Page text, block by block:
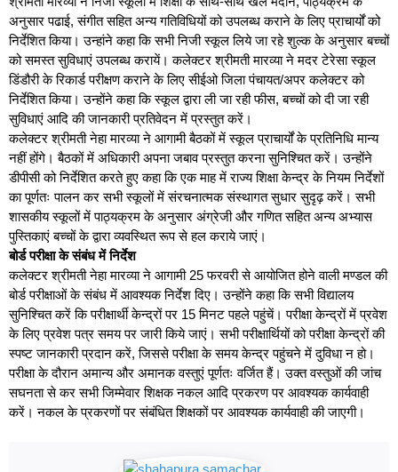
अनुसार पढाई, संगीत सहित अन्य गतिविधियों को उपलब्ध कराने के लिए प्राचार्यों को
निर्देशित किया। उन्हांने कहा कि सभी निजी स्कूल लिये जा रहे शुल्क के अनुसार बच्चों
को समस्त सुविधाएं उपलब्ध करायें। कलेक्टर श्रीमती मारव्या ने मदर टेरेसा स्कूल
डिंडौरी के रिकार्ड परीक्षण कराने के लिए सीईओ जिला पंचायत/अपर कलेक्टर को
निर्देशित किया। उन्होंने कहा कि स्कूल द्वारा ली जा रही फीस, बच्चों को दी जा रही
सुविधाएं आदि की जानकारी प्रतिवेदन में प्रस्तुत करें।
कलेक्टर श्रीमती नेहा मारव्या ने आगामी बैठकों में स्कूल प्राचार्यों के प्रतिनिधि मान्य
नहीं होंगे। बैठकों में अधिकारी अपना जबाव प्रस्तुत करना सुनिश्चित करें। उन्होंने
डीपीसी को निर्देशित करते हुए कहा कि एक माह में राज्य शिक्षा केन्द्र के नियम निर्देशों
का पूर्णतः पालन कर सभी स्कूलों में संरचनात्मक संस्थागत सुधार सुदृढ़ करें। सभी
शासकीय स्कूलों में पाठ्यक्रम के अनुसार अंग्रेजी और गणित सहित अन्य अभ्यास
पुस्तिकाएं बच्चों के द्वारा व्यवस्थित रूप से हल कराये जाएं।
बोर्ड परीक्षा के संबंध में निर्देश
कलेक्टर श्रीमती नेहा मारव्या ने आगामी 25 फरवरी से आयोजित होने वाली मण्डल की
बोर्ड परीक्षाओं के संबंध में आवश्यक निर्देश दिए। उन्होंने कहा कि सभी विद्यालय
सुनिश्चित करें कि परीक्षार्थी केन्द्रों पर 15 मिनट पहले पहुंचें। परीक्षा केन्द्रों में प्रवेश
के लिए प्रवेश पत्र समय पर जारी किये जाएं। सभी परीक्षार्थियों को परीक्षा केन्द्रों की
स्पष्ट जानकारी प्रदान करें, जिससे परीक्षा के समय केन्द्र पहुंचने में दुविधा न हो।
परीक्षा के दौरान अमान्य और अमानक वस्तुएं पूर्णतः वर्जित हैं। उक्त वस्तुओं की जांच
सघनता से कर सभी जिम्मेवार शिक्षक नकल आदि प्रकरण पर आवश्यक कार्यवाही
करें। नकल के प्रकरणों पर संबंधित शिक्षकों पर आवश्यक कार्यवाही की जाएगी।